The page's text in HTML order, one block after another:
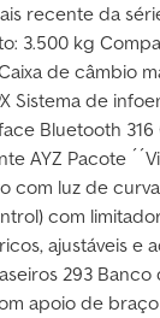
recente da
3.500 kg
de câmbio
Sistema de
Bluetooth
AYZ Pacote
com luz de
com
ajustáveis e
293
apoio de